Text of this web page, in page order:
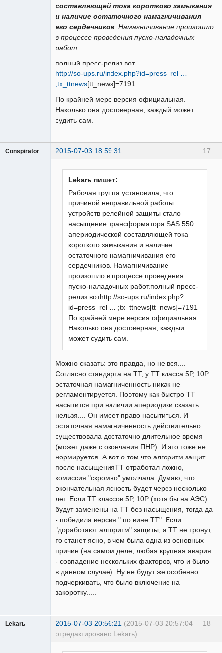
составляющей тока короткого замыкания
и наличие остаточного намагничивания
его сердечников . Намагничивание произошло
в процессе проведения пуско-наладочных
работ.
полный пресс-релиз вот
http://so-ups.ru/index.php?id=press_rel …
;tx_ttnews[tt_news]=7191
По крайней мере версия официальная.
Наколько она достоверная, каждый может
судить сам.
17
Conspirator 2015-07-03 18:59:31
Lekarь пишет:
Рабочая группа установила, что
причиной неправильной работы
устройств релейной защиты стало
насыщение трансформатора SAS 550
апериодической составляющей тока
короткого замыкания и наличие
остаточного намагничивания его
сердечников. Намагничивание
произошло в процессе проведения
пуско-наладочных работ.полный пресс-
релиз вотhttp://so-ups.ru/index.php?
id=press_rel … ;tx_ttnews[tt_news]=7191
По крайней мере версия официальная.
Наколько она достоверная, каждый
может судить сам.
Можно сказать: это правда, но не вся....
Согласно стандарта на ТТ, у ТТ класса 5Р, 10Р
остаточная намагниченность никак не
регламентируется. Поэтому как быстро ТТ
насытится при наличии апериодики сказать
нельзя.... Он имеет право насытиться. И
остаточная намагниченность действительно
существовала достаточно длительное время
(может даже с окончания ПНР). И это тоже не
нормируется. А вот о том что алгоритм защит
после насыщенияТТ отработал ложно,
комиссия "скромно" умолчала. Думаю, что
окончательная ясность будет через несколько
лет. Если ТТ классов 5Р, 10Р (хотя бы на АЭС)
будут заменены на ТТ без насыщения, тогда да
- победила версия " по вине ТТ". Если
"доработают алгоритм" защиты, а ТТ не тронут,
то станет ясно, в чем была одна из основных
причин (на самом деле, любая крупная авария
- совпадение нескольких факторов, что и было
в данном случае). Ну не будут же особенно
подчеркивать, что было включение на
закоротку.....
18
Lekarь 2015-07-03 20:56:21 (2015-07-03 20:57:04
отредактировано Lekarь)